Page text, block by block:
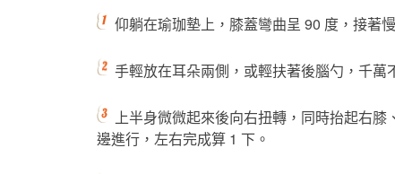
仰躺在瑜珈墊上，膝蓋彎曲呈 90 度，接著
手輕放在耳朵兩側，或輕扶著後腦勺，千萬
上半身微微起來後向右扭轉，同時抬起右
邊進行，左右完成算 1 下。